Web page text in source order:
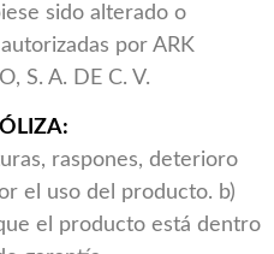
sido alterado o
por ARK
S. A. DE C. V.
raspones, deterioro
el uso del producto. b)
el producto está dentro